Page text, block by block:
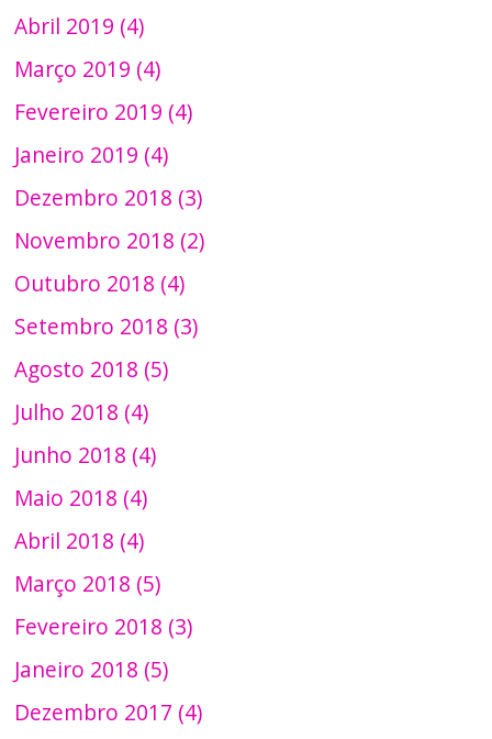
Abril 2019 (4)
Março 2019 (4)
Fevereiro 2019 (4)
Janeiro 2019 (4)
Dezembro 2018 (3)
Novembro 2018 (2)
Outubro 2018 (4)
Setembro 2018 (3)
Agosto 2018 (5)
Julho 2018 (4)
Junho 2018 (4)
Maio 2018 (4)
Abril 2018 (4)
Março 2018 (5)
Fevereiro 2018 (3)
Janeiro 2018 (5)
Dezembro 2017 (4)